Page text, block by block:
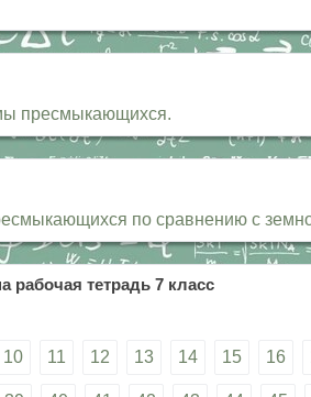
пресмыкающихся.
по сравнению с
рабочая тетрадь 7 класс
10 11 12 13 14 15 16